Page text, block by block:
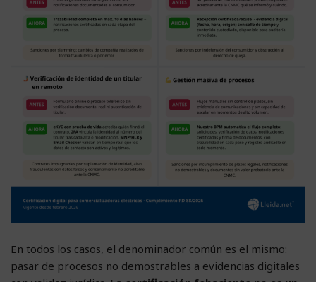
En todos los casos, el denominador común es el mismo:
pasar de procesos no demostrables a evidencias digitales